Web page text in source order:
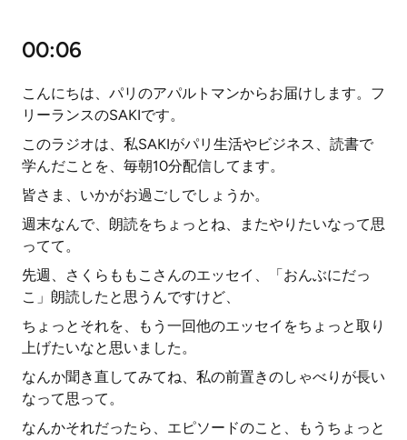
00:06
こんにちは、パリのアパルトマンからお届けします。フ
リーランスのSAKIです。
このラジオは、私SAKIがパリ生活やビジネス、読書で
学んだことを、毎朝10分配信してます。
皆さま、いかがお過ごしでしょうか。
週末なんで、朗読をちょっとね、またやりたいなって思
ってて。
先週、さくらももこさんのエッセイ、「おんぶにだっ
こ」朗読したと思うんですけど、
ちょっとそれを、もう一回他のエッセイをちょっと取り
上げたいなと思いました。
なんか聞き直してみてね、私の前置きのしゃべりが長い
なって思って。
なんかそれだったら、エピソードのこと、もうちょっと